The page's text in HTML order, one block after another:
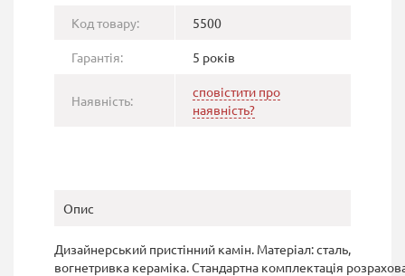
Код товару: 5500
Гарантія: 5 років
Наявність:
сповістити про
наявність?
Опис
Дизайнерський пристінний камін. Матеріал: сталь,
вогнетривка кераміка. Стандартна комплектація